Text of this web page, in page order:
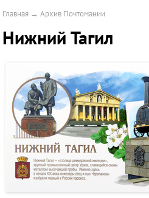
Главная →Архив Почтомании
Нижний Тагил